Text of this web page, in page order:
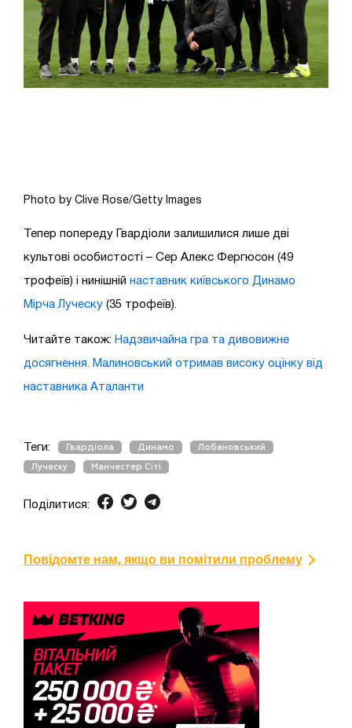
Photo by Clive Rose/Getty Images
Тепер попереду Гвардіоли залишилися лише дві
культові особистості – Сер Алекс Фергюсон (49
трофеїв) і нинішній наставник київського Динамо
Мірча Луческу (35 трофеїв).
Читайте також: Надзвичайна гра та дивовижне
досягнення. Малиновський отримав високу оцінку від
наставника Аталанти
Теги: Гвардіола Динамо Лобановський
Луческу Манчестер Сіті
Поділитися:
Повідомте нам, якщо ви помітили проблему